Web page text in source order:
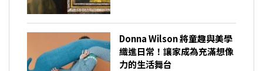
Donna Wilson 將童趣與美學
織進日常！讓家成為充滿想像
力的生活舞台